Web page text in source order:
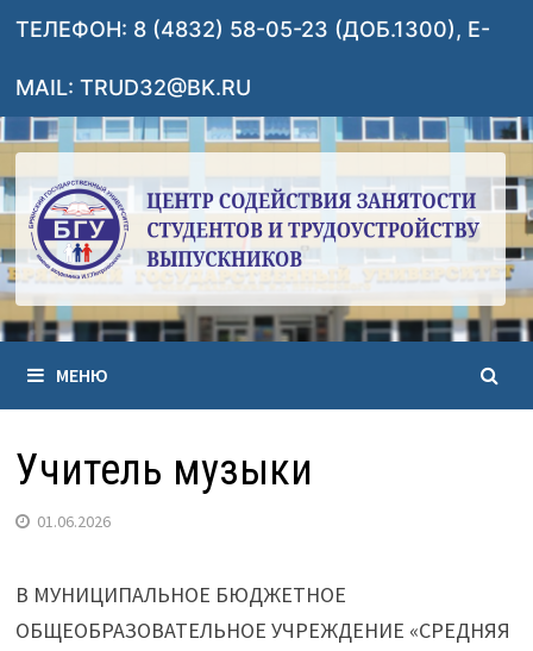
Перейти
содержимому
ТЕЛЕФОН: 8 (4832) 58-05-23 (ДОБ.1300), E-
MAIL: TRUD32@BK.RU
МЕНЮ
Учитель музыки
01.06.2026
В МУНИЦИПАЛЬНОЕ БЮДЖЕТНОЕ
ОБЩЕОБРАЗОВАТЕЛЬНОЕ УЧРЕЖДЕНИЕ «СРЕДНЯЯ